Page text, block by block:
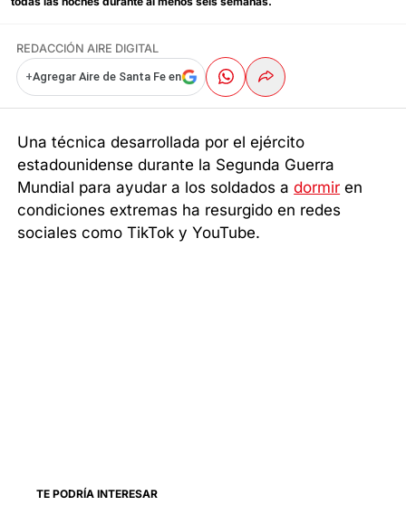
REDACCIÓN AIRE DIGITAL
+Agregar Aire de Santa Fe en
Una técnica desarrollada por el ejército
estadounidense durante la Segunda Guerra
Mundial para ayudar a los soldados adormir en
condiciones extremas ha resurgido en redes
sociales como TikTok y YouTube.
TE PODRÍA INTERESAR